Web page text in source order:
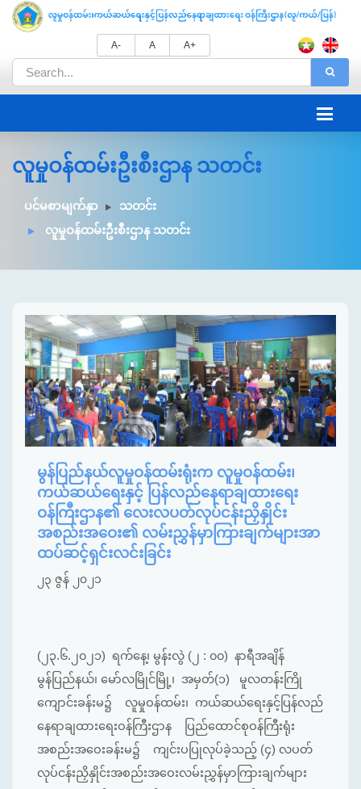
A- A A+
လူမှုဝန်ထမ်းဦးစီးဌာန သတင်း
ပင်မစာမျက်နှာ
သတင်း
လူမှုဝန်ထမ်းဦးစီးဌာန သတင်း
မွန်ပြည်နယ်လူမှုဝန်ထမ်းရုံးက လူမှုဝန်ထမ်း၊
ကယ်ဆယ်ရေးနှင့် ပြန်လည်နေရာချထားရေး
ဝန်ကြီးဌာန၏ လေးလပတ်လုပ်ငန်းညှိနှိုင်း
အစည်းအဝေး၏ လမ်းညွှန်မှာကြားချက်များအာ
ထပ်ဆင့်ရှင်းလင်းခြင်း
၂၃ ဇွန် ၂၀၂၁
(၂၃.၆.၂၀၂၁) ရက်နေ့၊ မွန်းလွဲ (၂ : ၀၀) နာရီအချိန်
မွန်ပြည်နယ်၊ မော်လမြိုင်မြို့၊ အမှတ်(၁) မူလတန်းကြို
ကျောင်းခန်းမ၌ လူမှုဝန်ထမ်း၊ ကယ်ဆယ်ရေးနှင့်ပြန်လည်
နေရာချထားရေးဝန်ကြီးဌာန ပြည်ထောင်စုဝန်ကြီးရုံး
အစည်းအဝေးခန်းမ၌ ကျင်းပပြုလုပ်ခဲ့သည့် (၄) လပတ်
လုပ်ငန်းညှိနှိုင်းအစည်းအဝေးလမ်းညွှန်မှာကြားချက်များ